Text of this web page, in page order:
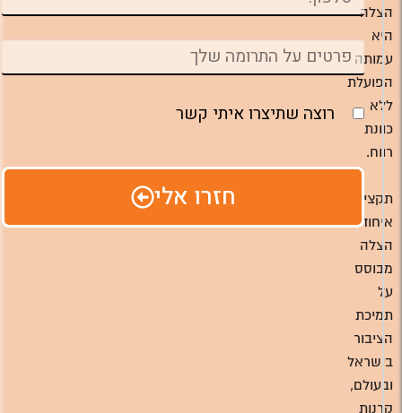
הצלה
היא
עמותה
הפועלת
ללא
כוונת
רווח.
תקציב
איחוד
הצלה
מבוסס
על
תמיכת
הציבור
בישראל
ובעולם,
קרנות
רוצה שתיצרו איתי קשר
חזרו אלי